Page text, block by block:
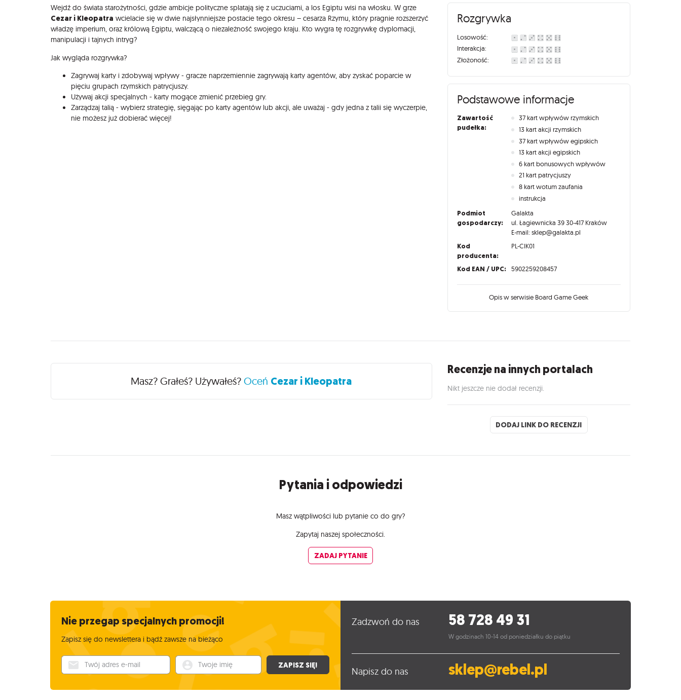
Opis
Wejdź do świata starożytności, gdzie ambicje polityczne splatają się z uczuciami, a los Egiptu wisi na włosku. W grze
Cezar i Kleopatra wcielacie się w dwie najsłynniejsze postacie tego okresu – cesarza Rzymu, który pragnie rozszerzyć
władzę imperium, oraz królową Egiptu, walczącą o niezależność swojego kraju. Kto wygra tę rozgrywkę dyplomacji,
manipulacji i tajnych intryg?
Jak wygląda rozgrywka?
Zagrywaj karty i zdobywaj wpływy - gracze naprzemiennie zagrywają karty agentów, aby zyskać poparcie w
pięciu grupach rzymskich patrycjuszy.
Używaj akcji specjalnych - karty mogące zmienić przebieg gry.
Zarządzaj talią - wybierz strategię, sięgając po karty agentów lub akcji, ale uważaj - gdy jedna z talii się wyczerpie,
nie możesz już dobierać więcej!
Rozgrywka
Losowość:
Interakcja:
Złożoność:
Podstawowe informacje
Zawartość
pudełka:
37 kart wpływów rzymskich
13 kart akcji rzymskich
37 kart wpływów egipskich
13 kart akcji egipskich
6 kart bonusowych wpływów
21 kart patrycjuszy
8 kart wotum zaufania
instrukcja
Podmiot
gospodarczy:
Galakta
ul. Łagiewnicka 39 30-417 Kraków
E-mail: sklep@galakta.pl
Kod
producenta:
PL-CIK01
Kod EAN / UPC: 5902259208457
Opis w serwisie Board Game Geek
Recenzje
Masz? Grałeś? Używałeś?Oceń Cezar i Kleopatra
Recenzje na innych portalach
Nikt jeszcze nie dodał recenzji.
DODAJ LINK DO RECENZJI
Pytania i odpowiedzi
Masz wątpliwości lub pytanie co do gry?
Zapytaj naszej społeczności.
ZADAJ PYTANIE
Nie przegap specjalnych promocji!
Zapisz się do newslettera i bądź zawsze na bieżąco
Twój adres e-mail Twoje imię ZAPISZ SIĘ!
Zadzwoń do nas 58 728 49 31
W godzinach 10-14 od poniedziałku do piątku
Napisz do nas sklep@rebel.pl